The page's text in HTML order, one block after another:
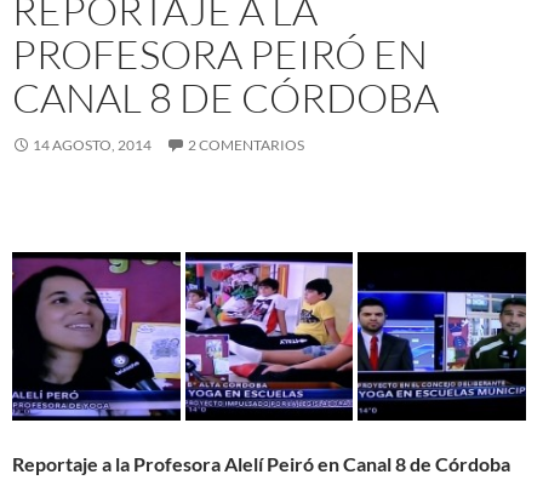
REPORTAJE A LA
PROFESORA PEIRÓ EN
CANAL 8 DE CÓRDOBA
14 AGOSTO, 2014 2 COMENTARIOS
Reportaje a la Profesora Alelí Peiró en Canal 8 de Córdoba